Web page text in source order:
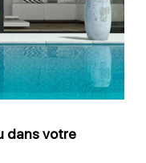
dans votre